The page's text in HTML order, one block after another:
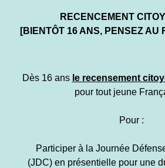
RECENCEMENT
[BIENTÔT 16 ANS, PENSEZ AU
Dès 16 ans le recensement
pour tout jeune
Pour :
Participer à la Journée
(JDC) en présentielle pour une